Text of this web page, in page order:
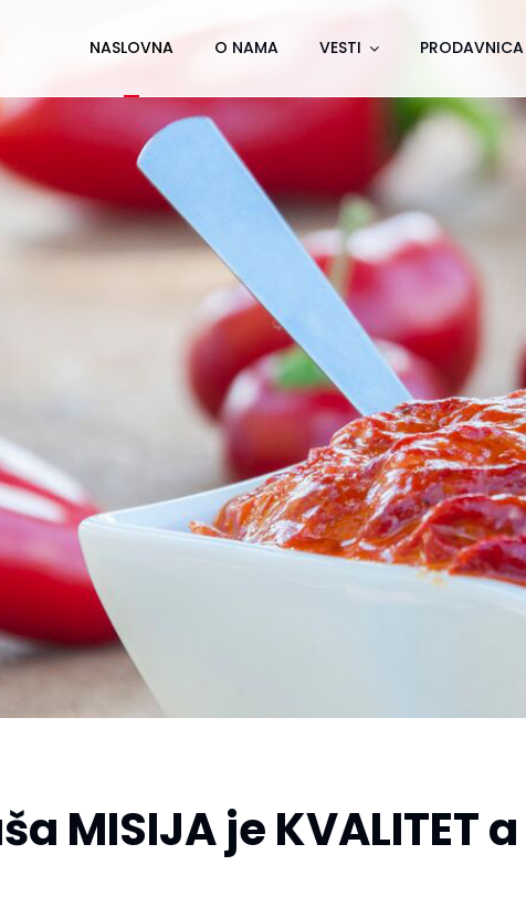
NASLOVNA O NAMA VESTI PRODAVNICA
MISIJA je KVALITET